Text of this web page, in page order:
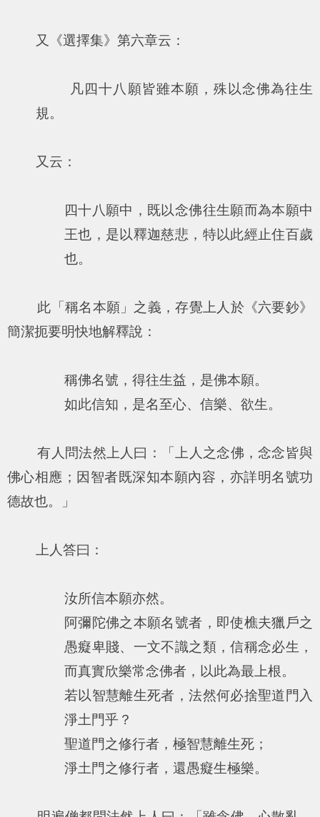
又《選擇集》第六章云：
凡四十八願皆雖本願，殊以念佛為往生
規。
又云：
四十八願中，既以念佛往生願而為本願中
王也，是以釋迦慈悲，特以此經止住百歲
也。
此「稱名本願」之義，存覺上人於《六要鈔》
簡潔扼要明快地解釋說：
稱佛名號，得往生益，是佛本願。
如此信知，是名至心、信樂、欲生。
有人問法然上人曰：「上人之念佛，念念皆與
佛心相應；因智者既深知本願內容，亦詳明名號功
德故也。」
上人答曰：
汝所信本願亦然。
阿彌陀佛之本願名號者，即使樵夫獵戶之
愚癡卑賤、一文不識之類，信稱念必生，
而真實欣樂常念佛者，以此為最上根。
若以智慧離生死者，法然何必捨聖道門入
淨土門乎？
聖道門之修行者，極智慧離生死；
淨土門之修行者，還愚癡生極樂。